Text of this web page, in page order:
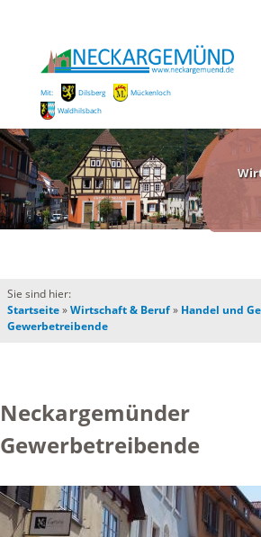
Mit: Dilsberg
Mückenloch
Waldhilsbach
Sie sind hier:
Startseite»Wirtschaft & Beruf» Handel und
Gewerbetreibende
Neckargemünder
Gewerbetreibende